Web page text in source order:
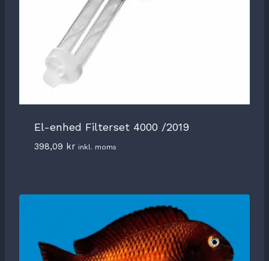
El-enhed Filterset 4000 /2019
398,09 kr inkl. moms